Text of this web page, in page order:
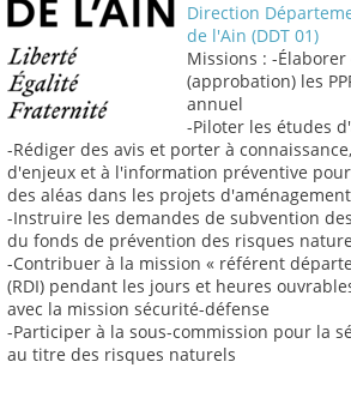
Direction
de l'Ain (DDT 01)
Missions : -
(approbation) les
annuel
-Piloter les études
-Rédiger des avis et porter à
d'enjeux et à l'information préventive
des aléas dans les projets d'aménagement
-Instruire les demandes de subvention
du fonds de prévention des risques
-Contribuer à la mission « référent
(RDI) pendant les jours et heures
avec la mission sécurité-défense
-Participer à la sous-commission pour la
au titre des risques naturels